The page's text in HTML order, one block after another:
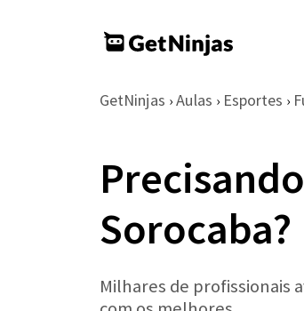
GetNinjas › Aulas › Esportes ›
Sorocaba?
Milhares de profissionais